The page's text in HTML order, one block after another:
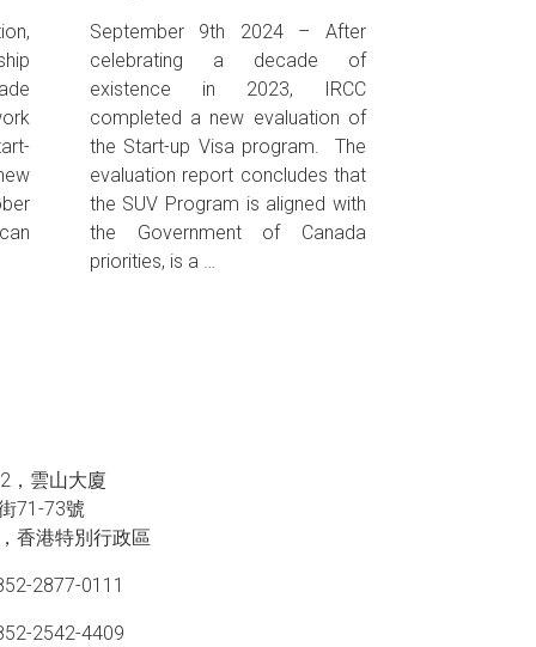
September 9th 2024 – After
celebrating a decade of
existence in 2023, IRCC
completed a new evaluation of
the Start-up Visa program. The
evaluation report concludes that
the SUV Program is aligned with
the Government of Canada
priorities, is a …
，雲山大廈
71-73號
香港特別行政區
2877-0111
2542-4409